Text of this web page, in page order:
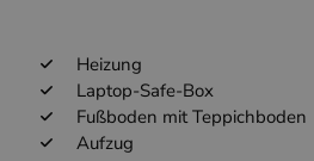
Heizung
Laptop-Safe-Box
Fußboden mit Teppichboden
Aufzug